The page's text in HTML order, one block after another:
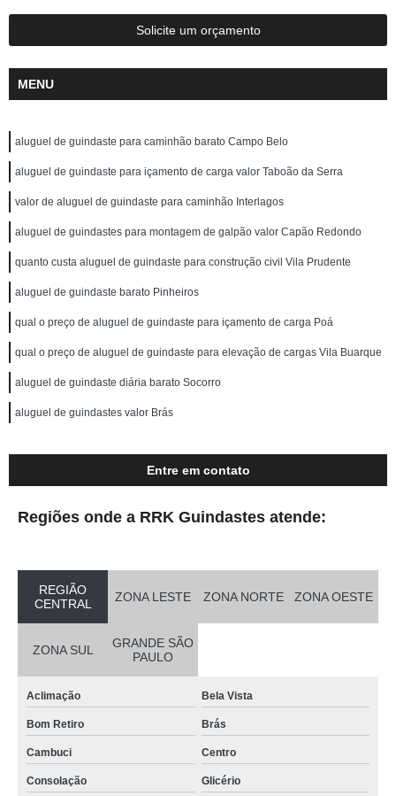
Solicite um orçamento
MENU
aluguel de guindaste para caminhão barato Campo Belo
aluguel de guindaste para içamento de carga valor Taboão da Serra
valor de aluguel de guindaste para caminhão Interlagos
aluguel de guindastes para montagem de galpão valor Capão Redondo
quanto custa aluguel de guindaste para construção civil Vila Prudente
aluguel de guindaste barato Pinheiros
qual o preço de aluguel de guindaste para içamento de carga Poá
qual o preço de aluguel de guindaste para elevação de cargas Vila Buarque
aluguel de guindaste diária barato Socorro
aluguel de guindastes valor Brás
Entre em contato
Regiões onde a RRK Guindastes atende:
REGIÃO
CENTRAL
ZONA LESTE ZONA NORTE ZONA OESTE
ZONA SUL
GRANDE SÃO
PAULO
Aclimação Bela Vista
Bom Retiro Brás
Cambuci Centro
Consolação Glicério